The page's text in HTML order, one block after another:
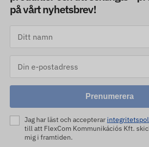
på vårt nyhetsbrev!
Prenumerera
Jag har läst och accepterar
till att FlexCom Kommunikációs Kft.
mig i framtiden.